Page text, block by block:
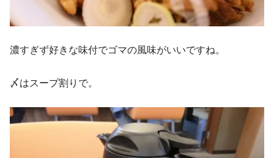
濃すぎず好きな味付でゴマの風味がいいですね。
〆はスープ割りで。